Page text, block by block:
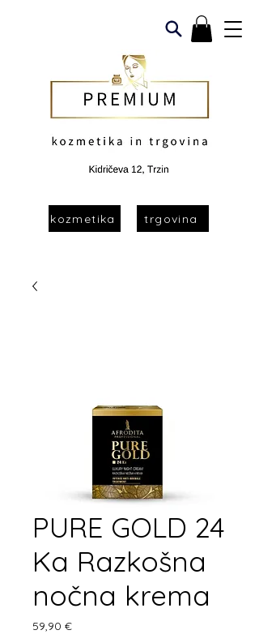
trgovina
kozmetika
PURE GOLD 24
Ka Razkošna
nočna krema
59,90 €Price